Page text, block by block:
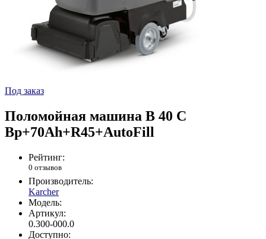
Под заказ
Поломойная машина B 40 C
Bp+70Ah+R45+AutoFill
Рейтинг:
0 отзывов
Производитель:
Karcher
Модель:
Артикул:
0.300-000.0
Доступно: